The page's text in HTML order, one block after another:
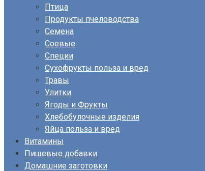
Птица
Продукты пчеловодства
Семена
Соевые
Специи
Сухофрукты польза и вред
Травы
Улитки
Ягоды и Фрукты
Хлебобулочные изделия
Яйца польза и вред
Витамины
Пищевые добавки
Домашние заготовки